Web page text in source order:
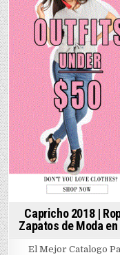
in
Capricho 2018 |
Zapatos de Moda en
El Mejor Catalogo